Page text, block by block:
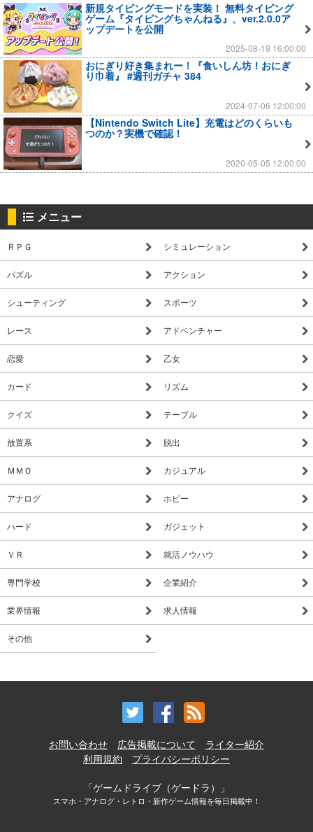
新規タイピングモードを実装！ 無料タイピング
ゲーム『タイピングちゃんねる』、ver.2.0.0ア
ップデートを公開
2025-08-19 16:00:00
おにぎり好き集まれー！『食いしん坊！おにぎ
り巾着』 #週刊ガチャ 384
2024-07-06 12:00:00
【Nintendo Switch Lite】充電はどのくらいも
つのか？実機で確認！
2020-05-05 12:00:00
メニュー
ＲＰＧ シミュレーション
パズル アクション
シューティング スポーツ
レース アドベンチャー
恋愛 乙女
カード リズム
クイズ テーブル
放置系 脱出
ＭＭＯ カジュアル
アナログ ホビー
ハード ガジェット
ＶＲ 就活ノウハウ
専門学校 企業紹介
業界情報 求人情報
その他
お問い合わせ 広告掲載について
ライター紹介
利用規約
プライバシーポリシー
「ゲームドライブ（ゲードラ）」
スマホ・アナログ・レトロ・新作ゲーム情報を毎日掲載中！